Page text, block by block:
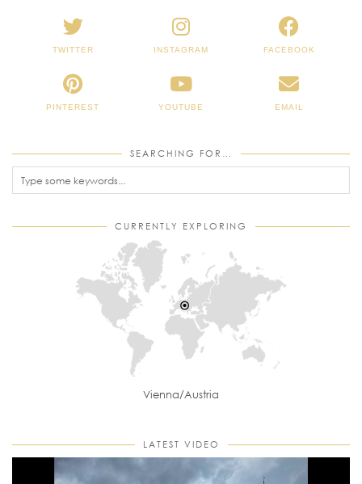
TWITTER INSTAGRAM FACEBOOK
PINTEREST YOUTUBE EMAIL
SEARCHING FOR…
CURRENTLY EXPLORING
Vienna/Austria
LATEST VIDEO